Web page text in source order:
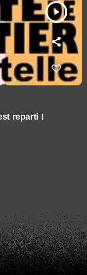
play_arrow
reparti !